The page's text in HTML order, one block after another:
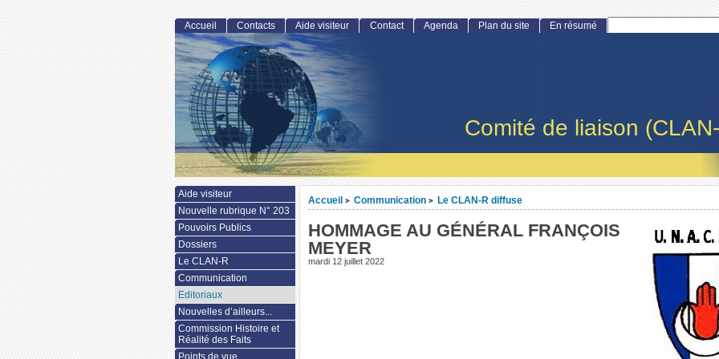
Comité de liaison
Accueil > Communication > Le CLAN-R diffuse
HOMMAGE AU GÉNÉRAL FRANÇOIS
MEYER
mardi 12 juillet 2022
Accueil Contacts Aide visiteur Contact Agenda Plan du site En résumé
Aide visiteur
Nouvelle rubrique N° 203
Pouvoirs Publics
Dossiers
Le CLAN-R
Communication
Editoriaux
Nouvelles d’ailleurs...
Commission Histoire et
Réalité des Faits